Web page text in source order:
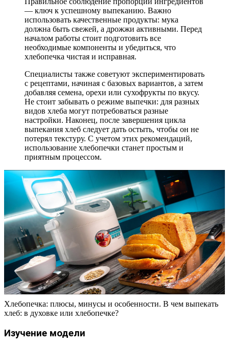
— ключ к успешному выпеканию. Важно
использовать качественные продукты: мука
должна быть свежей, а дрожжи активными. Перед
началом работы стоит подготовить все
необходимые компоненты и убедиться, что
хлебопечка чистая и исправная.
Специалисты также советуют экспериментировать
с рецептами, начиная с базовых вариантов, а затем
добавляя семена, орехи или сухофрукты по вкусу.
Не стоит забывать о режиме выпечки: для разных
видов хлеба могут потребоваться разные
настройки. Наконец, после завершения цикла
выпекания хлеб следует дать остыть, чтобы он не
потерял текстуру. С учетом этих рекомендаций,
использование хлебопечки станет простым и
приятным процессом.
Хлебопечка: плюсы, минусы и особенности. В чем выпекать
хлеб: в духовке или хлебопечке?
Изучение модели